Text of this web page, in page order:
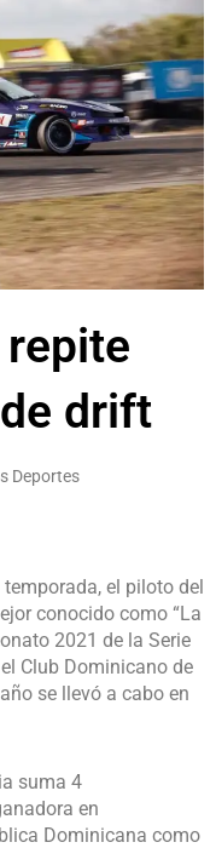
drift
Deportes
el piloto del
conocido como “La
2021 de la Serie
Club Dominicano de
se llevó a cabo en
suma 4
en
Dominicana como